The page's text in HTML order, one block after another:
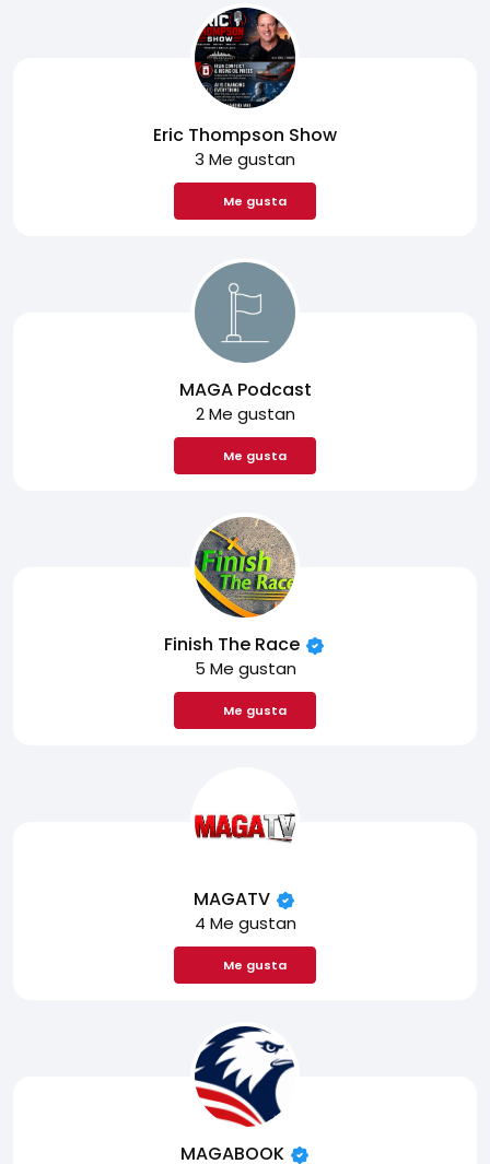
Eric Thompson Show
3 Me gustan
Me gusta
MAGA Podcast
2 Me gustan
Me gusta
Finish The Race
5 Me gustan
Me gusta
MAGATV
4 Me gustan
Me gusta
MAGABOOK